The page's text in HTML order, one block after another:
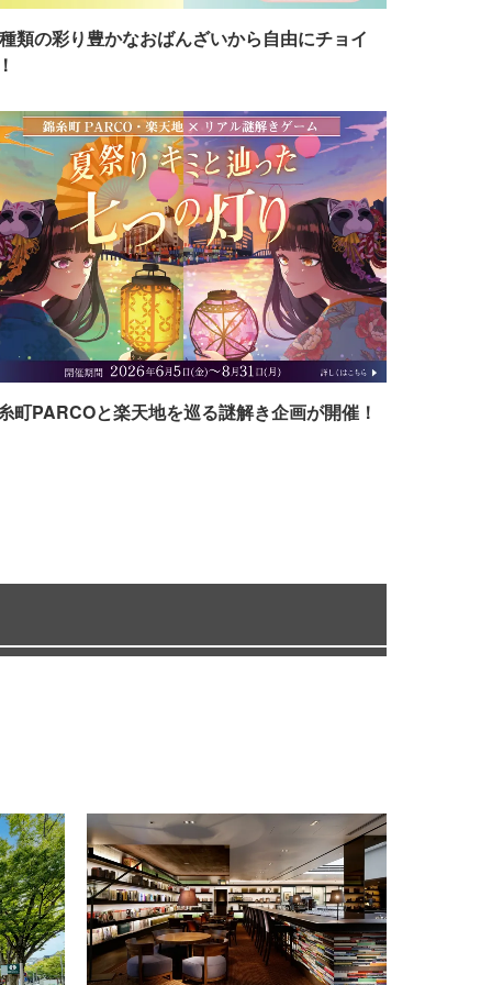
類の彩り豊かなおばんざいから自由にチョイ
町PARCOと楽天地を巡る謎解き企画が開催！